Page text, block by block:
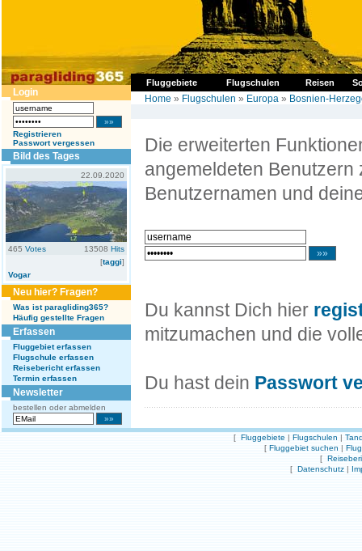
Fluggebiete Flugschulen Reisen
Login
Registrieren
Passwort vergessen
Bild des Tages
22.09.2020
465 Votes 13508 Hits
[taggi]
Vogar
Neu hier? Fragen?
Was ist paragliding365?
Häufig gestellte Fragen
Erfassen
Fluggebiet erfassen
Flugschule erfassen
Reisebericht erfassen
Termin erfassen
Newsletter
bestellen oder abmelden
Home » Flugschulen » Europa » Bosnien-
Die erweiterten
angemeldeten Benutzern
Benutzernamen und
Du kannst Dich hier
mitzumachen und die
Du hast dein Passwort
[ Fluggebiete | Flugschulen |
[ Fluggebiet suchen |
[
[ Datenschutz |